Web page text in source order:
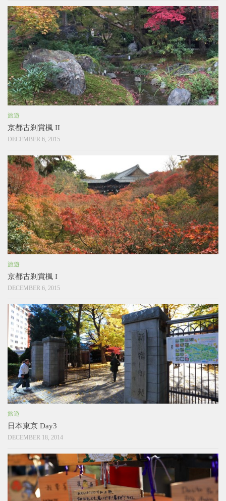
旅遊
京都古剎賞楓 II
DECEMBER 6, 2015
旅遊
京都古剎賞楓 I
DECEMBER 6, 2015
旅遊
日本東京 Day3
DECEMBER 18, 2014